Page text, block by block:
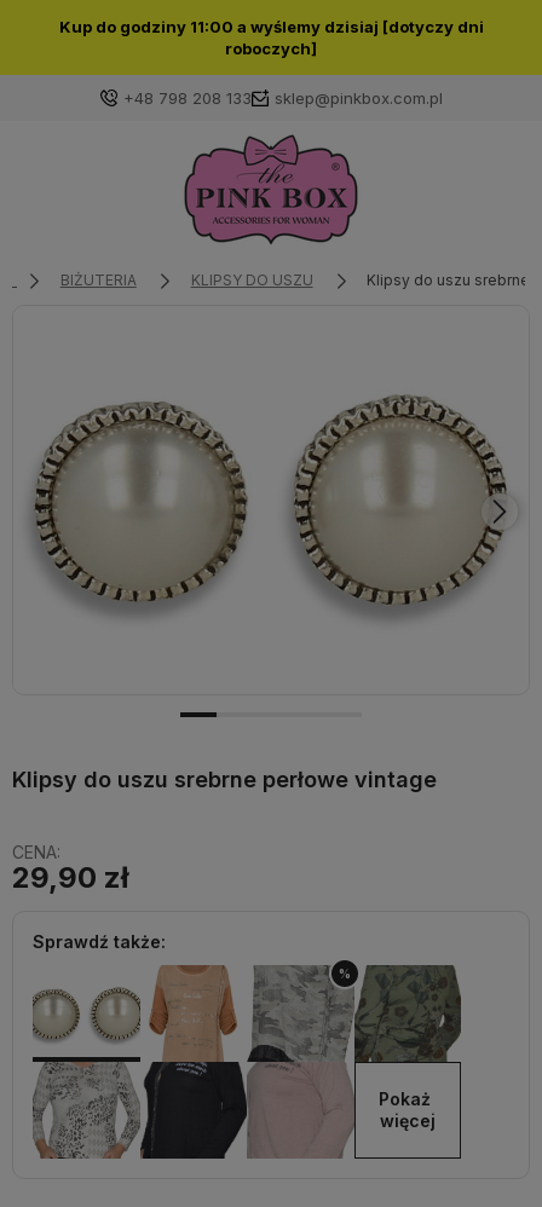
Kup do godziny 11:00 a wyślemy dzisiaj [dotyczy dni
roboczych]
+48 798 208 133 sklep@pinkbox.com.pl
Zaloguj się
Wybierz coś dla siebie z naszej aktualnej oferty lub
zaloguj się, aby przywrócić dodane produkty do listy
z poprzedniej sesji.
BIŻUTERIA KLIPSY DO USZU Klipsy do uszu srebrne
Klipsy do uszu srebrne perłowe vintage
CENA:
29,90 zł
Sprawdź także:
%
Pokaż
więcej